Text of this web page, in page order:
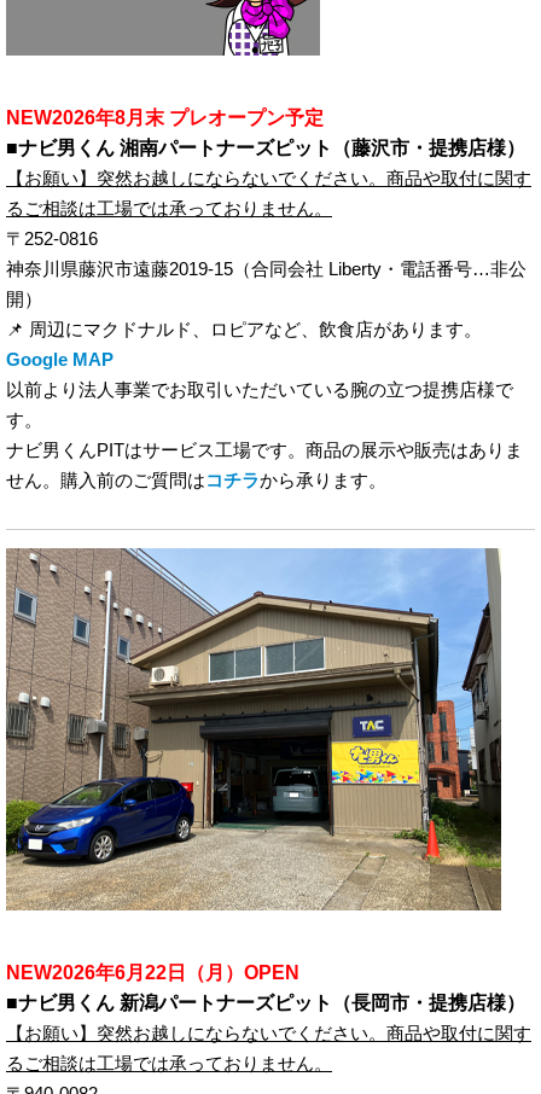
NEW2026年8月末 プレオープン予定
■ナビ男くん 湘南パートナーズピット（藤沢市・提携店様）
【お願い】突然お越しにならないでください。商品や取付に関す
るご相談は工場では承っておりません。
〒252-0816
神奈川県藤沢市遠藤2019-15（合同会社 Liberty・電話番号…非公
開）
📌 周辺にマクドナルド、ロピアなど、飲食店があります。
Google MAP
以前より法人事業でお取引いただいている腕の立つ提携店様で
す。
ナビ男くんPITはサービス工場です。商品の展示や販売はありま
せん。購入前のご質問はコチラから承ります。
NEW2026年6月22日（月）OPEN
■ナビ男くん 新潟パートナーズピット（長岡市・提携店様）
【お願い】突然お越しにならないでください。商品や取付に関す
るご相談は工場では承っておりません。